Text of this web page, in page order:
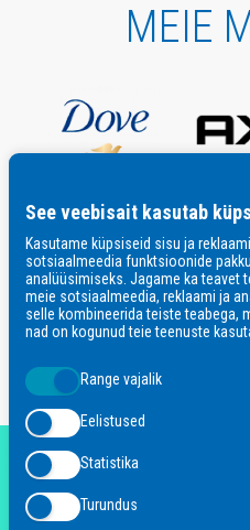
See veebisait kasutab
Kasutame küpsiseid sisu ja
sotsiaalmeedia funktsioonide
analüüsimiseks. Jagame ka teavet
meie sotsiaalmeedia, reklaami ja
selle kombineerida teiste teabega,
nad on kogunud teie teenuste
Range vajalik
Eelistused
Statistika
Turundus
MEIE